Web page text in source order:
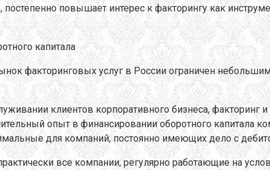
повышает интерес к факторингу как
капитала
факторинговых услуг в России ограничен
клиентов корпоративного бизнеса, факторинг
опыт в финансировании оборотного капитала
для компаний, постоянно имеющих дело с
все компании, регулярно работающие на